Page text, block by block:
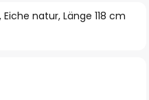
natur, Länge 118 cm